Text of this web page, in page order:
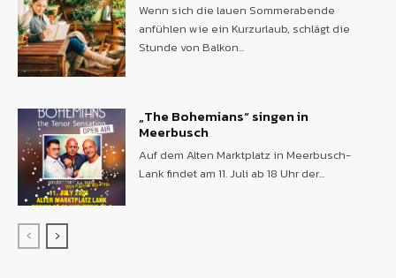
Wenn sich die lauen Sommerabende
anfühlen wie ein Kurzurlaub, schlägt die
Stunde von Balkon...
„The Bohemians“ singen in
Meerbusch
Auf dem Alten Marktplatz in Meerbusch-
Lank findet am 11. Juli ab 18 Uhr der...